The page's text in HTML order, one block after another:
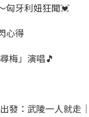
匈牙利妞狂聞💓
心得
梅」演唱🎵
發：武陵一人就走